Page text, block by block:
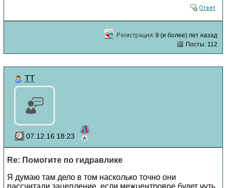
9 (и более) лет назад
Посты: 112
TT
07.12.16 18:23
Re: Помогите по гидравлике
Я думаю там дело в том насколько точно они
рассчитали зацепление ,если межцентровое будет чуть